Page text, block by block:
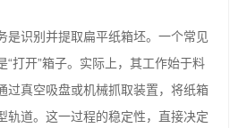
识别并提取扁平纸箱坯。一个常见
“打开”箱子。实际上，其工作始于料
过真空吸盘或机械抓取装置，将纸箱
轨道。这一过程的稳定性，直接决定